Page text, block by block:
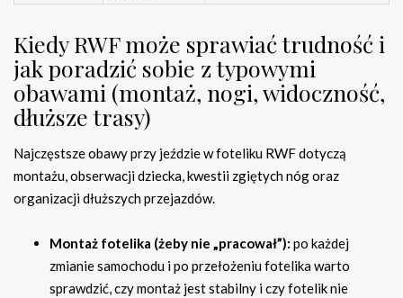
Kiedy RWF może sprawiać trudność i
jak poradzić sobie z typowymi
obawami (montaż, nogi, widoczność,
dłuższe trasy)
Najczęstsze obawy przy jeździe w foteliku RWF dotyczą
montażu, obserwacji dziecka, kwestii zgiętych nóg oraz
organizacji dłuższych przejazdów.
Montaż fotelika (żeby nie „pracował”): po każdej
zmianie samochodu i po przełożeniu fotelika warto
sprawdzić, czy montaż jest stabilny i czy fotelik nie